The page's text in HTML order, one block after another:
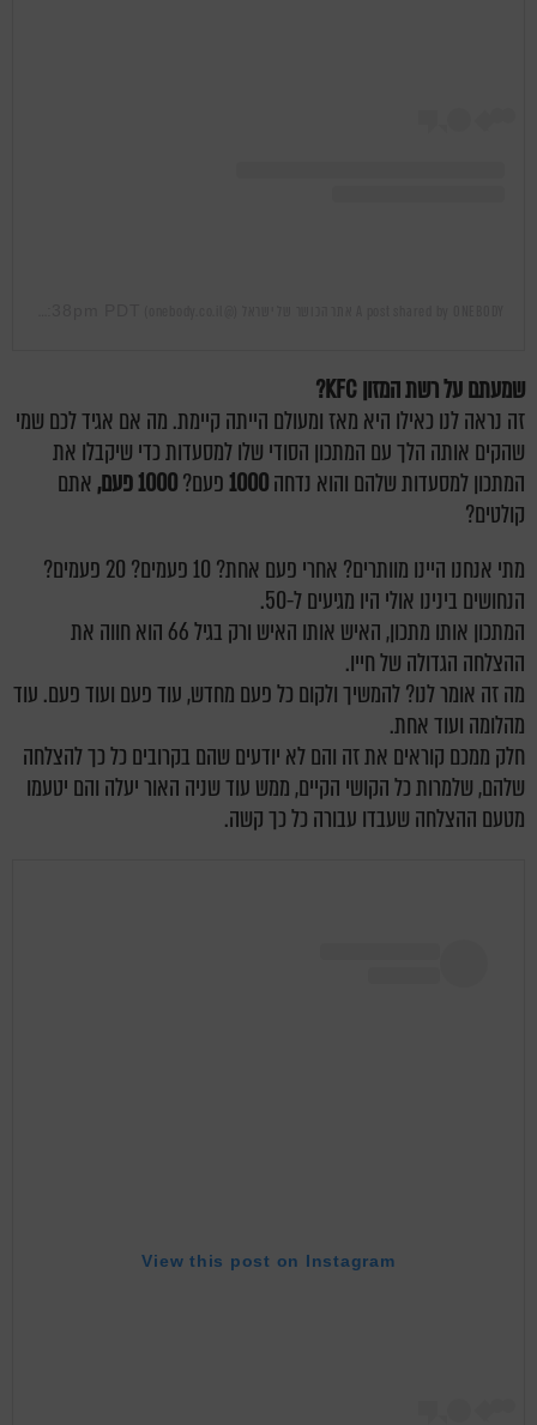
שמעתם על רשת המזוןKFC
?
זה נראה לנו כאילו היא מאז ומעולם הייתה קיימת. מה אם אגיד לכם שמי
שהקים אותה הלך עם המתכון הסודי שלו למסעדות כדי שיקבלו את
המתכון למסעדות שלהם והוא נדחה1000פעם?1000 פעם,
אתם
קולטים?
מתי אנחנו היינו מוותרים? אחרי פעם אחת? 10 פעמים? 20 פעמים?
הנחושים בינינו אולי היו מגיעים ל-50.
המתכון אותו מתכון, האיש אותו האיש ורק בגיל 66 הוא חווה את
ההצלחה הגדולה של חייו.
מה זה אומר לנו? להמשיך ולקום כל פעם מחדש, עוד פעם ועוד פעם. עוד
מהלומה ועוד אחת.
חלק ממכם קוראים את זה והם לא יודעים שהם בקרובים כל כך להצלחה
שלהם, שלמרות כל הקושי הקיים, ממש עוד שניה האור יעלה והם יטעמו
מטעם ההצלחה שעבדו עבורה כל כך קשה.
View this post on Instagram